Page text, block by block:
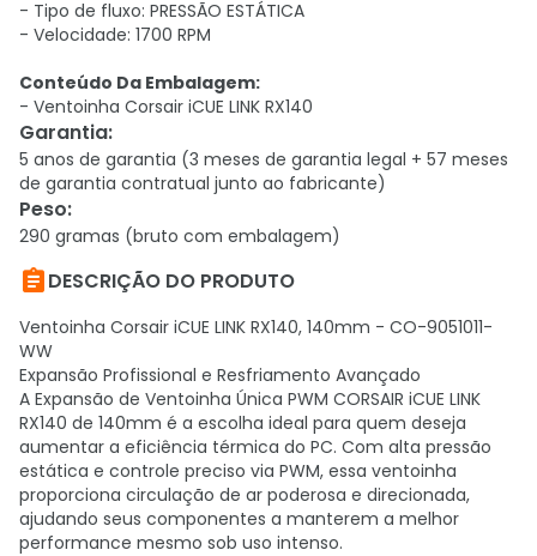
- Tipo de fluxo: PRESSÃO ESTÁTICA
- Velocidade: 1700 RPM
Conteúdo Da Embalagem:
- Ventoinha Corsair iCUE LINK RX140
Garantia:
5 anos de garantia (3 meses de garantia legal + 57 meses
de garantia contratual junto ao fabricante)
Peso:
290 gramas (bruto com embalagem)
DESCRIÇÃO DO PRODUTO
Ventoinha Corsair iCUE LINK RX140, 140mm - CO-9051011-
WW
Expansão Profissional e Resfriamento Avançado
A Expansão de Ventoinha Única PWM CORSAIR iCUE LINK
RX140 de 140mm é a escolha ideal para quem deseja
aumentar a eficiência térmica do PC. Com alta pressão
estática e controle preciso via PWM, essa ventoinha
proporciona circulação de ar poderosa e direcionada,
ajudando seus componentes a manterem a melhor
performance mesmo sob uso intenso.